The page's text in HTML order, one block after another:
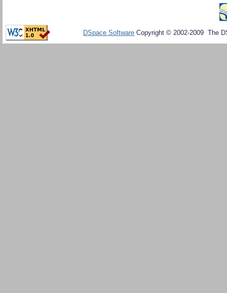
DSpace Software Copyright © 2002-2009 The